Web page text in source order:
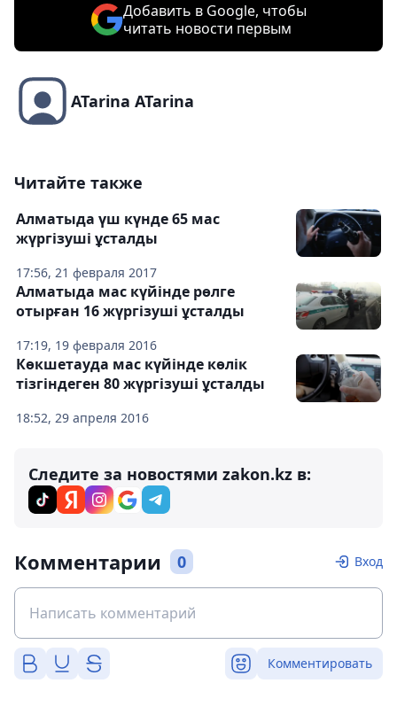
Добавить в Google, чтобы
читать новости первым
ATarina ATarina
Читайте также
17:56, 21 февраля 2017
Алматыда үш күнде 65 мас
жүргізуші ұсталды
17:19, 19 февраля 2016
Алматыда мас күйінде рөлге
отырған 16 жүргізуші ұсталды
18:52, 29 апреля 2016
Көкшетауда мас күйінде көлік
тізгіндеген 80 жүргізуші ұсталды
Следите за новостями zakon.kz в:
Комментарии 0 Вход
Комментировать